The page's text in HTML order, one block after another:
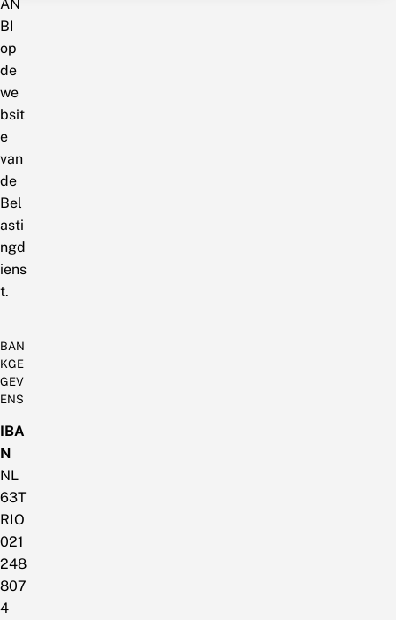
AN
BI
op
de
we
bsit
e
van
de
Bel
asti
ngd
iens
t.
BAN
KGE
GEV
ENS
IBA
N
NL
63T
RIO
021
248
807
4